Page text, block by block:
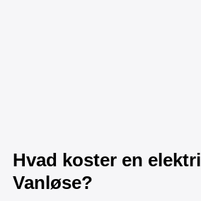
Hvad koster en
Vanløse?